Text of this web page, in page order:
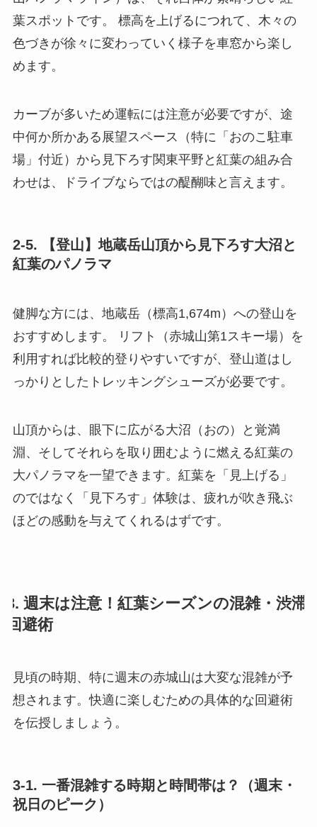
葉スポットです。 標高を上げるにつれて、木々の
色づきが徐々に変わっていく様子を車窓から楽し
めます。
カーブが多いため運転には注意が必要ですが、途
中何か所かある展望スペース（特に「おのこ駐車
場」付近）から見下ろす関東平野と紅葉の組み合
わせは、ドライブならではの醍醐味と言えます。
2-5. 【登山】地蔵岳山頂から見下ろす大沼と
紅葉のパノラマ
健脚な方には、地蔵岳（標高1,674m）への登山を
おすすめします。 リフト（赤城山第1スキー場）を
利用すれば比較的登りやすいですが、登山道はし
っかりとしたトレッキングシューズが必要です。
山頂からは、眼下に広がる大沼（おの）と覚満
淵、そしてそれらを取り囲むように燃える紅葉の
大パノラマを一望できます。紅葉を「見上げる」
のではなく「見下ろす」体験は、疲れが吹き飛ぶ
ほどの感動を与えてくれるはずです。
3. 週末は注意！紅葉シーズンの混雑・渋滞
回避術
見頃の時期、特に週末の赤城山は大変な混雑が予
想されます。快適に楽しむための具体的な回避術
を伝授しましょう。
3-1. 一番混雑する時期と時間帯は？（週末・
祝日のピーク）